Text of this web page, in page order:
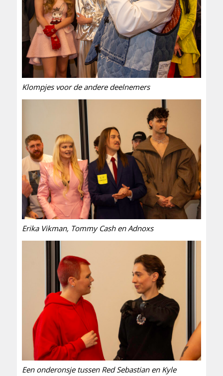
Klompjes voor de andere deelnemers
Erika Vikman, Tommy Cash en Adnoxs
Een onderonsje tussen Red Sebastian en Kyle